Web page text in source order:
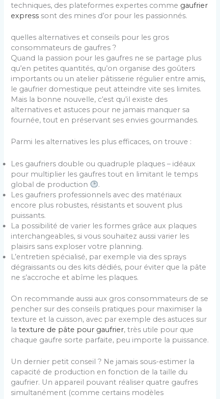
techniques, des plateformes expertes comme gaufrier
express sont des mines d’or pour les passionnés.
quelles alternatives et conseils pour les gros
consommateurs de gaufres ?
Quand la passion pour les gaufres ne se partage plus
qu’en petites quantités, qu’on organise des goûters
importants ou un atelier pâtisserie régulier entre amis,
le gaufrier domestique peut atteindre vite ses limites.
Mais la bonne nouvelle, c’est qu’il existe des
alternatives et astuces pour ne jamais manquer sa
fournée, tout en préservant ses envies gourmandes.
Parmi les alternatives les plus efficaces, on trouve :
Les gaufriers double ou quadruple plaques – idéaux
pour multiplier les gaufres tout en limitant le temps
global de production
.
Les gaufriers professionnels avec des matériaux
encore plus robustes, résistants et souvent plus
puissants.
La possibilité de varier les formes grâce aux plaques
interchangeables, si vous souhaitez aussi varier les
plaisirs sans exploser votre planning.
L’entretien spécialisé, par exemple via des sprays
dégraissants ou des kits dédiés, pour éviter que la pâte
ne s’accroche et abîme les plaques.
On recommande aussi aux gros consommateurs de se
pencher sur des conseils pratiques pour maximiser la
texture et la cuisson, avec par exemple des astuces sur
latexture de pâte pour gaufrier, très utile pour que
chaque gaufre sorte parfaite, peu importe la puissance.
Un dernier petit conseil ? Ne jamais sous-estimer la
capacité de production en fonction de la taille du
gaufrier. Un appareil pouvant réaliser quatre gaufres
simultanément (comme certains modèles